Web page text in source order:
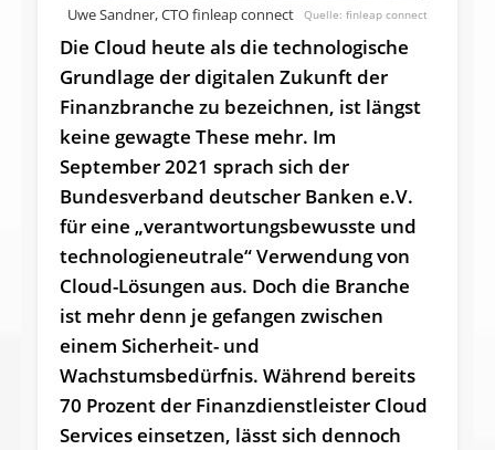
Uwe Sandner, CTO finleap connect finleap connect
Die Cloud heute als die technologische
Grundlage der digitalen Zukunft der
Finanzbranche zu bezeichnen, ist längst
keine gewagte These mehr. Im
September 2021 sprach sich der
Bundesverband deutscher Banken e.V.
für eine „verantwortungsbewusste und
technologieneutrale“ Verwendung von
Cloud-Lösungen aus. Doch die Branche
ist mehr denn je gefangen zwischen
einem Sicherheit- und
Wachstumsbedürfnis. Während bereits
70 Prozent der Finanzdienstleister Cloud
Services einsetzen, lässt sich dennoch